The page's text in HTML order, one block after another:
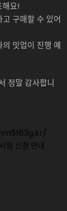
요!
구매할 수 있어
밋업이 진행 예
정말 감사합니
험 신청 안내